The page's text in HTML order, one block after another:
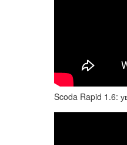
Scoda Rapid 1.6: